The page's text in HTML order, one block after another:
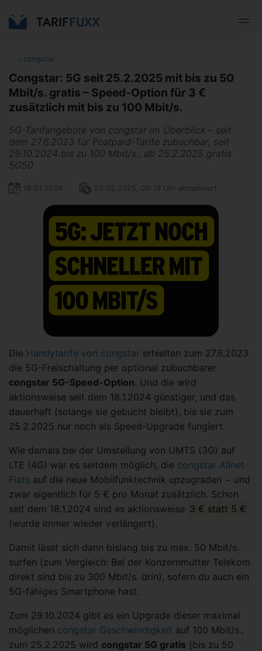
‹ congstar
Congstar: 5G seit 25.2.2025 mit bis zu 50
Mbit/s. gratis – Speed-Option für 3 €
zusätzlich mit bis zu 100 Mbit/s.
5G-Tarifangebote von congstar im Überblick – seit
dem 27.6.2023 für Postpaid-Tarife zubuchbar, seit
29.10.2024 bis zu 100 Mbit/s., ab 25.2.2025 gratis
5G50
18.01.2024 25.02.2025, 09:19 Uhr aktualisiert
Die Handytarife von congstar erhielten zum 27.6.2023
die 5G-Freischaltung per optional zubuchbarer
congstar 5G-Speed-Option. Und die wird
aktionsweise seit dem 18.1.2024 günstiger, und das
dauerhaft (solange sie gebucht bleibt), bis sie zum
25.2.2025 nur noch als Speed-Upgrade fungiert.
Wie damals bei der Umstellung von UMTS (3G) auf
LTE (4G) war es seitdem möglich, die congstar Allnet-
Flats auf die neue Mobilfunktechnik upzugraden − und
zwar eigentlich für 5 € pro Monat zusätzlich. Schon
seit dem 18.1.2024 sind es aktionsweise 3 € statt 5 €
(wurde immer wieder verlängert).
Damit lässt sich dann bislang bis zu max. 50 Mbit/s.
surfen (zum Vergleich: Bei der Konzernmutter Telekom
direkt sind bis zu 300 Mbit/s. drin), sofern du auch ein
5G-fähiges Smartphone hast.
Zum 29.10.2024 gibt es ein Upgrade dieser maximal
möglichen congstar Geschwindigkeit auf 100 Mbit/s.,
zum 25.2.2025 wird congstar 5G gratis (bis zu 50